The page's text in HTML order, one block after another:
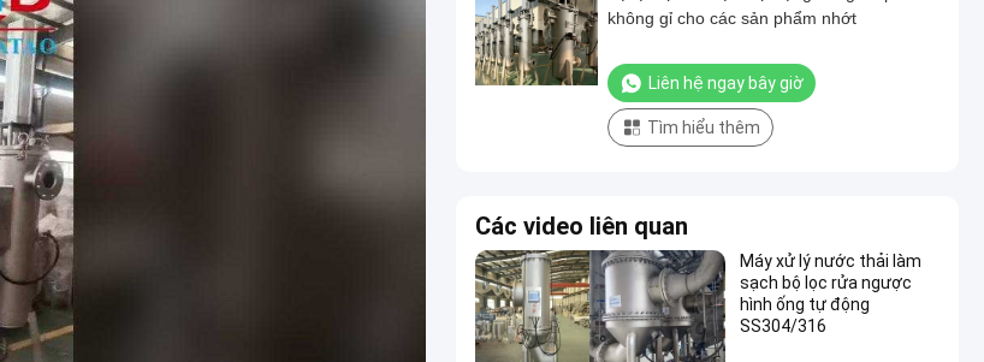
không gỉ cho các sản phẩm nhớt
Liên hệ ngay bây giờ
Tìm hiểu thêm
Các video liên quan
Máy xử lý nước thải làm
sạch bộ lọc rửa ngược
hình ống tự động
SS304/316